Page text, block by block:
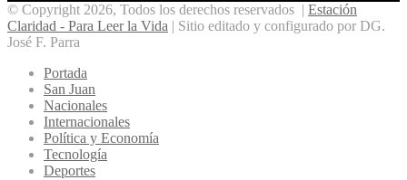
© Copyright 2026, Todos los derechos reservados | Estación
Claridad - Para Leer la Vida | Sitio editado y configurado por DG.
José F. Parra
Portada
San Juan
Nacionales
Internacionales
Política y Economía
Tecnología
Deportes